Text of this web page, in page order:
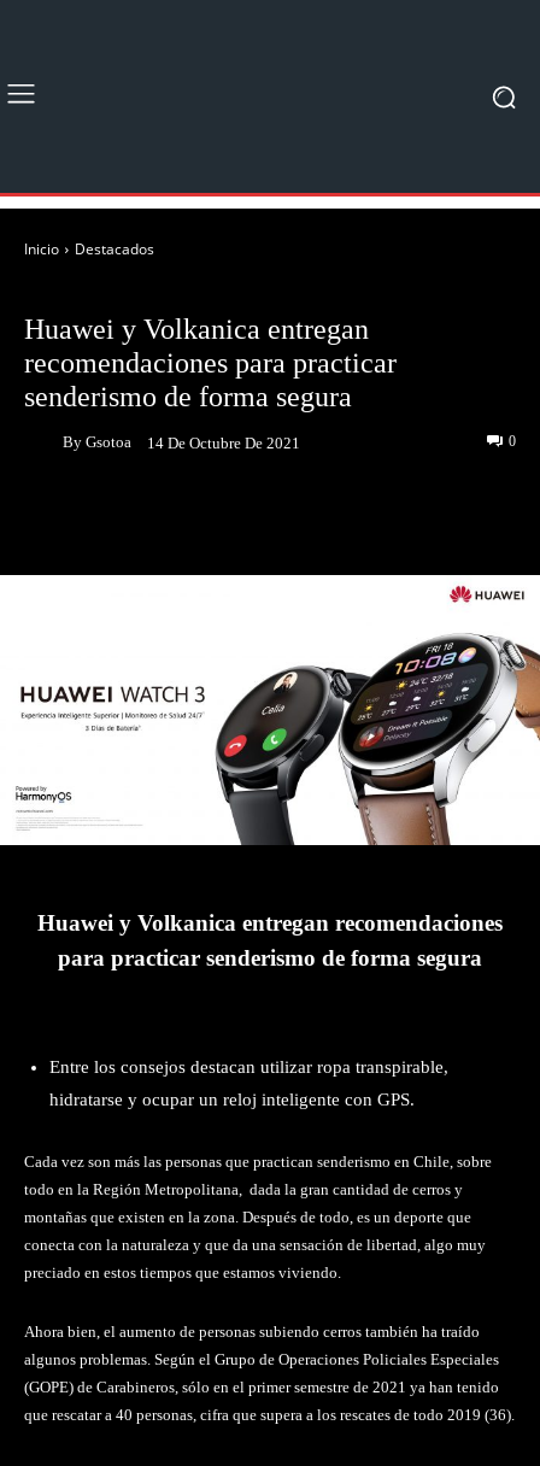
Inicio Destacados
Huawei y Volkanica entregan
recomendaciones para practicar
senderismo de forma segura
By Gsotoa 14 De Octubre De 2021 0
Huawei y Volkanica entregan recomendaciones
para practicar senderismo de forma segura
Entre los consejos destacan utilizar ropa transpirable,
hidratarse y ocupar un reloj inteligente con GPS.
Cada vez son más las personas que practican senderismo en Chile, sobre
todo en la Región Metropolitana, dada la gran cantidad de cerros y
montañas que existen en la zona. Después de todo, es un deporte que
conecta con la naturaleza y que da una sensación de libertad, algo muy
preciado en estos tiempos que estamos viviendo.
Ahora bien, el aumento de personas subiendo cerros también ha traído
algunos problemas. Según el Grupo de Operaciones Policiales Especiales
(GOPE) de Carabineros, sólo en el primer semestre de 2021 ya han tenido
que rescatar a 40 personas, cifra que supera a los rescates de todo 2019 (36).